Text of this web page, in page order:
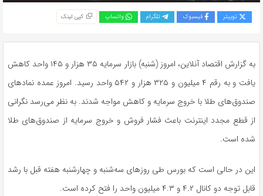
توییتر فیسبوک تلگرام واتساپ کپی لینک
به گزارش اقتصاد آنلاین، امروز (شنبه) بازار سرمایه ۳۵ هزار و ۱۴۵ واحد کاهش
یافت و به رقم ۴ میلیون و ۳۲۵ هزار و ۵۴۲ واحد رسید. امروز عمده نمادهای
صندوق‌های طلا با خروج سرمایه و کاهش مواجه شدند. به نظر می‌رسد نگرانی
از قطع مجدد اینترنت باعث فشار فروش و خروج سرمایه از صندوق‌های طلا
شده است.
این در حالی است که بورس طی روزهای سه‌شنبه و چهارشنبه هفته قبل با رشد
قابل توجه دو کانال ۴.۲ و ۴.۳ میلیون واحد را فتح کرده است.